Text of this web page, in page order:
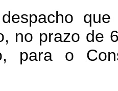
no prazo de
para o